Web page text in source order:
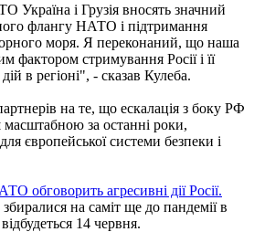
Україна і Грузія вносять значний
флангу НАТО і підтримання
моря. Я переконаний, що наша
фактором стримування Росії і її
в регіоні", - сказав Кулеба.
на те, що ескалація з боку РФ
за останні роки,
європейської системи безпеки і
обговорить агресивні дії Росії.
на саміт ще до пандемії в
14 червня.